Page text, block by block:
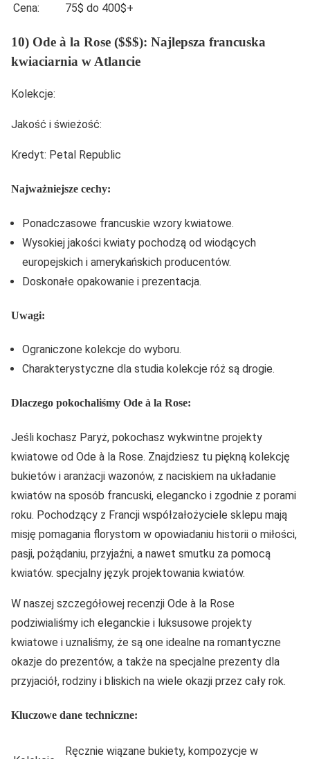
Cena:
75$ do 400$+
10) Ode à la Rose ($$$): Najlepsza francuska
kwiaciarnia w Atlancie
Kolekcje:
Jakość i świeżość:
Kredyt: Petal Republic
Najważniejsze cechy:
Ponadczasowe francuskie wzory kwiatowe.
Wysokiej jakości kwiaty pochodzą od wiodących
europejskich i amerykańskich producentów.
Doskonałe opakowanie i prezentacja.
Uwagi:
Ograniczone kolekcje do wyboru.
Charakterystyczne dla studia kolekcje róż są drogie.
Dlaczego pokochaliśmy Ode à la Rose:
Jeśli kochasz Paryż, pokochasz wykwintne projekty
kwiatowe od Ode à la Rose. Znajdziesz tu piękną kolekcję
bukietów i aranżacji wazonów, z naciskiem na układanie
kwiatów na sposób francuski, elegancko i zgodnie z porami
roku. Pochodzący z Francji współzałożyciele sklepu mają
misję pomagania florystom w opowiadaniu historii o miłości,
pasji, pożądaniu, przyjaźni, a nawet smutku za pomocą
kwiatów. specjalny język projektowania kwiatów.
W naszej szczegółowej recenzji Ode à la Rose
podziwialiśmy ich eleganckie i luksusowe projekty
kwiatowe i uznaliśmy, że są one idealne na romantyczne
okazje do prezentów, a także na specjalne prezenty dla
przyjaciół, rodziny i bliskich na wiele okazji przez cały rok.
Kluczowe dane techniczne:
Ręcznie wiązane bukiety, kompozycje w